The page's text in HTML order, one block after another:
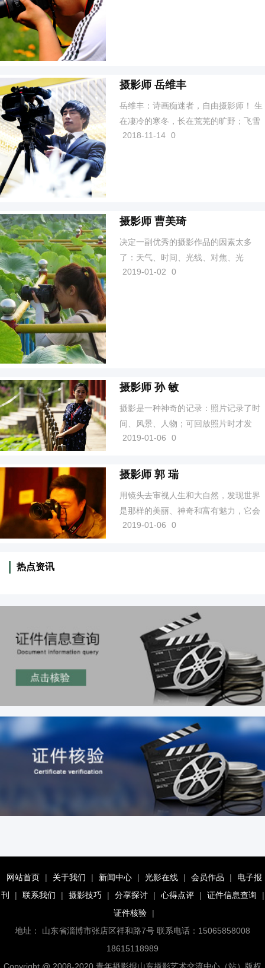
摄影师 岳维丰
岳维丰：诗画痴迷者，自由摄影师！ 生
在凄冷的寒冬，长在荒芜的旷野；飞雪
冷雨，侵润出孤寂冷傲之性；闲云野
2018-11-14 0
摄影师 曹美琦
决定一副优秀的摄影作品的因素太多
了：天气、时间、光线、对焦、光
圈……，更重要的是对视野所见的感
2019-01-02 0
摄影师 孙 敏
摄影是一种神奇的记录：照片记录了时
间、风景、人物；可回放照片时才发
现，原来它还记录了按下快门时的感
2019-01-06 0
摄影师 郭 瑞
用镜头去审视人生和大自然，发现世界
是那样的美丽、神奇和富有魅力，它会
使生活更加充满阳光和活力；不管同行
2019-01-06 0
热点资讯
网站首页 | 关于我们 | 新闻中心 | 光影在线 | 会员作品 |
电子报
刊
| 联系我们 | 摄影技巧 | 分享探讨 | 心得点评 | 证件信息查询
|
证件核验
|
地址： 山东省淄博市张店区祥和路7号 联系电话：15065858008
18615118989
Copyright @ 2008-2020 青年摄影报山东摄影艺术交流中心（站）版权